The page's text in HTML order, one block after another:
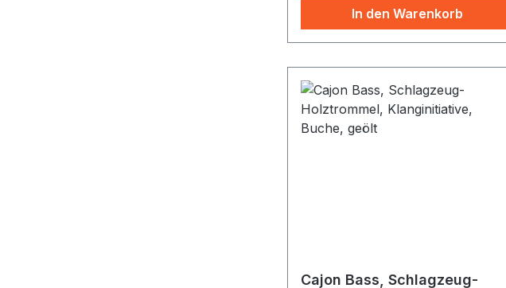
Klangmöglichkeiten, die lange
Spielfreude garantieren.
In den Warenkorb
Cajon Bass, Schlagzeug-